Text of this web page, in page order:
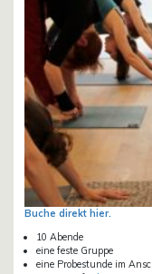
Buche direkt hier.
10 Abende
eine feste Gruppe
eine Probestunde im